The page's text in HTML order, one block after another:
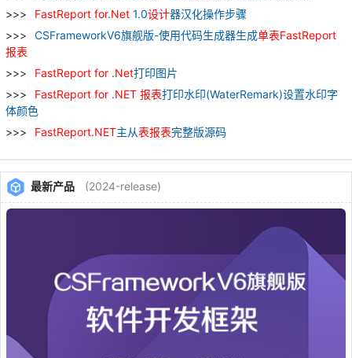
FastReport for.Net 1.0设计器汉化操作步骤
CSFrameworkV6旗舰版-使用代码生成器生成单表FastReport
报表
FastReport for .Net打印图片
FastReport for .NET 报表打印水印(WaterRemark)设置水印字
体颜色
FastReport.NET主从表报表完整版源码
最新产品 (2024-release)